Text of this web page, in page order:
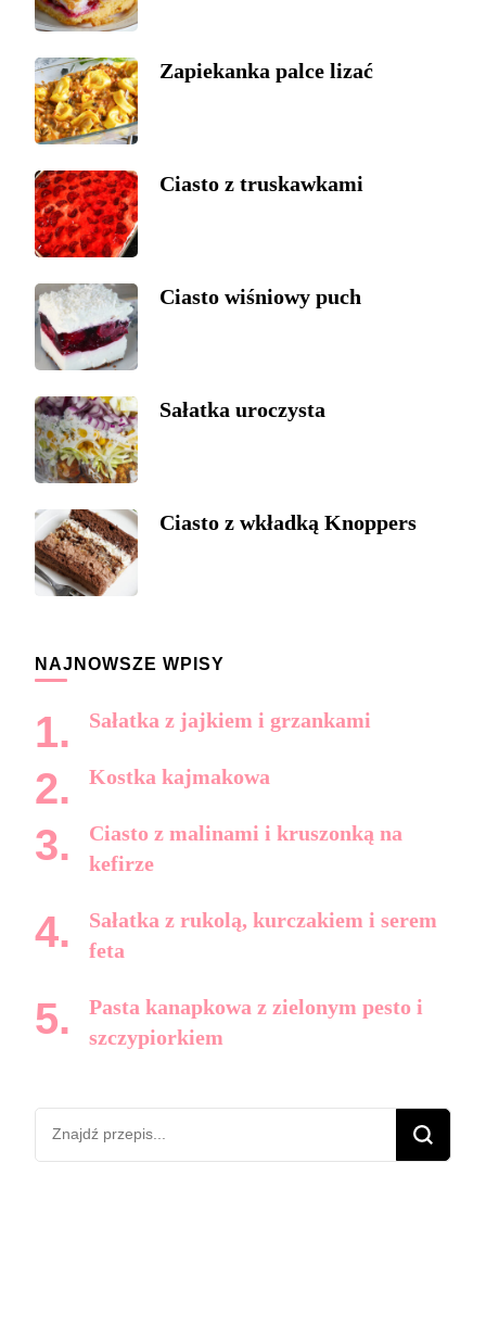
Zapiekanka palce lizać
Ciasto z truskawkami
Ciasto wiśniowy puch
Sałatka uroczysta
Ciasto z wkładką Knoppers
NAJNOWSZE WPISY
Sałatka z jajkiem i grzankami
Kostka kajmakowa
Ciasto z malinami i kruszonką na
kefirze
Sałatka z rukolą, kurczakiem i serem
feta
Pasta kanapkowa z zielonym pesto i
szczypiorkiem